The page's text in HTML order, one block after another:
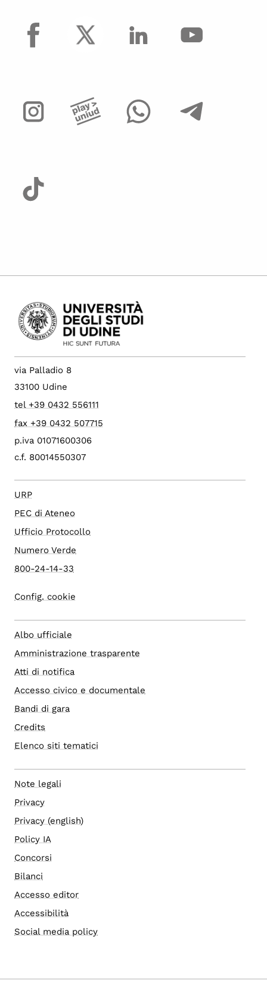
facebook
via Palladio 8
33100 Udine
tel +39 0432 556111
fax +39 0432 507715
p.iva 01071600306
c.f. 80014550307
URP
PEC di Ateneo
Ufficio Protocollo
Numero Verde
800-24-14-33
Config. cookie
Albo ufficiale
Amministrazione trasparente
Atti di notifica
Accesso civico e documentale
Bandi di gara
Credits
Elenco siti tematici
Note legali
Privacy
Privacy (english)
Policy IA
Concorsi
Bilanci
Accesso editor
Accessibilità
Social media policy